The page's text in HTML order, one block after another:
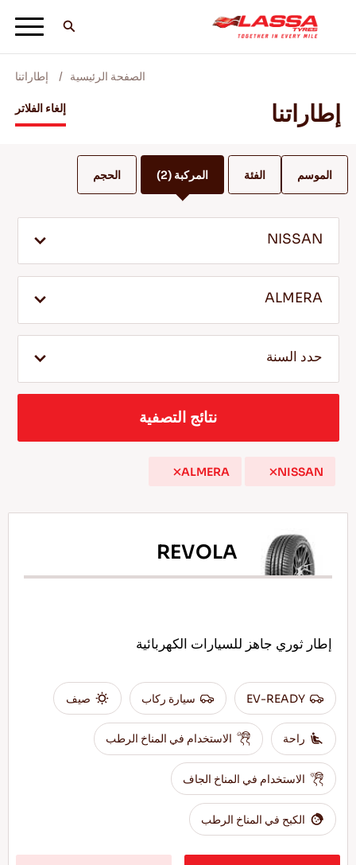
المدونات ومقاطع الفيديو
الخدمة والمساعدة
نصائح للقيادة في الثلج
اقرأ المزيد
الصفحة الرئيسية إطاراتنا
إطاراتنا إلغاء الفلاتر
الموسم الفئة المركبة (2) الحجم
NISSAN
ALMERA
حدد السنة
نتائج التصفية
NISSAN
ALMERA
REVOLA
إطار ثوري جاهز للسيارات الكهربائية
EV-READY سيارة ركاب صيف
راحة الاستخدام في المناخ الرطب
الاستخدام في المناخ الجاف
الكبح في المناخ الرطب